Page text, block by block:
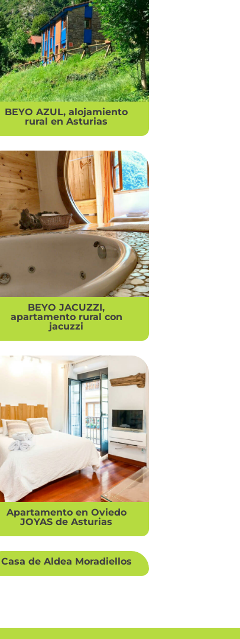
BEYO AZUL, alojamiento
rural en Asturias
BEYO JACUZZI,
apartamento rural con
jacuzzi
Apartamento en Oviedo
JOYAS de Asturias
Casa de Aldea Moradiellos